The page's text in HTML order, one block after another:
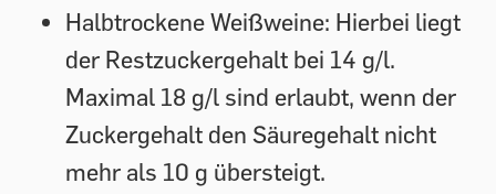
Halbtrockene Weißweine: Hierbei liegt
der Restzuckergehalt bei 14 g/l.
Maximal 18 g/l sind erlaubt, wenn der
Zuckergehalt den Säuregehalt nicht
mehr als 10 g übersteigt.